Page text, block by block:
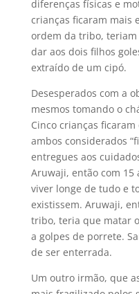
diferenças físicas e
crianças ficaram mais
ordem da tribo,
dar aos dois filhos
extraído de um cipó.
Desesperados com a
mesmos tomando o
Cinco crianças
ambos considerados
entregues aos
Aruwaji, então com 15
viver longe de tudo e
existissem. Aruwaji,
tribo, teria que matar
a golpes de porrete.
de ser enterrada.
Um outro irmão, que